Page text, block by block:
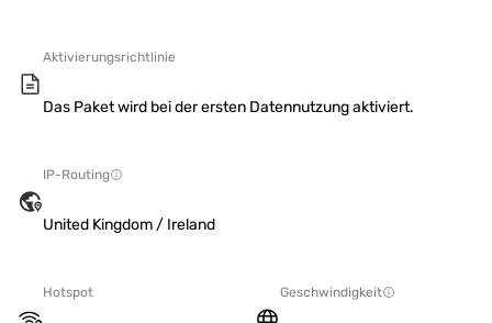
Aktivierungsrichtlinie
Das Paket wird bei der ersten Datennutzung aktiviert.
IP-Routing
United Kingdom / Ireland
Hotspot Geschwindigkeit